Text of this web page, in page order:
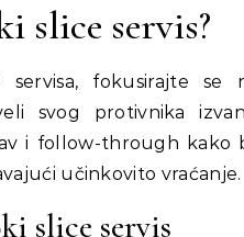
slice servis?
servisa, fokusirajte se
svog protivnika
i follow-through kako
učinkovito vraćanje.
slice servis